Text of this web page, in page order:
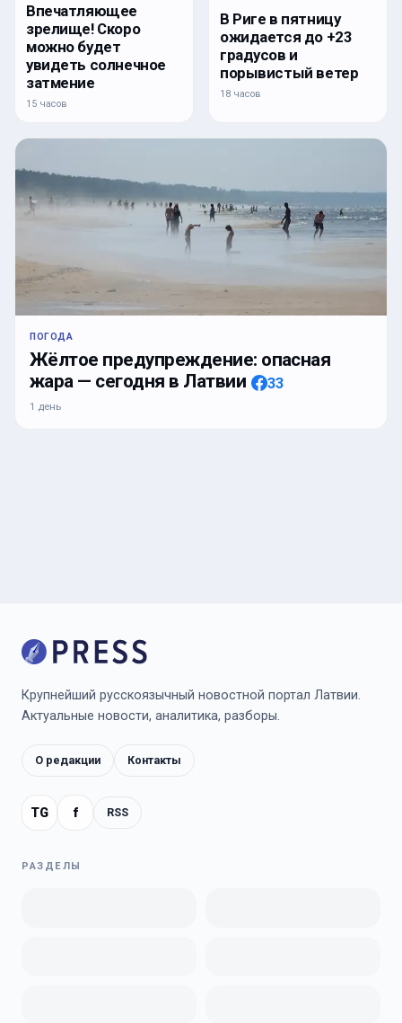
Впечатляющее
зрелище! Скоро
можно будет
увидеть солнечное
затмение
15 часов
В Риге в пятницу
ожидается до +23
градусов и
порывистый ветер
18 часов
ПОГОДА
Жёлтое предупреждение: опасная
жара — сегодня в Латвии
33
1 день
Крупнейший русскоязычный новостной портал Латвии.
Актуальные новости, аналитика, разборы.
О редакции Контакты
TG f RSS
РАЗДЕЛЫ